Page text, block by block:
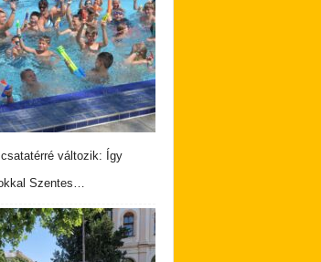
változik: Így
Szentes…